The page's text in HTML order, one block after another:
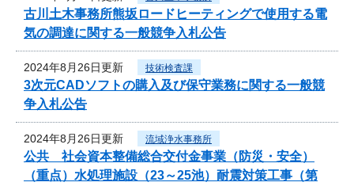
古川土木事務所熊坂ロードヒーティングで使用する電
気の調達に関する一般競争入札公告
2024年8月26日更新 技術検査課
3次元CADソフトの購入及び保守業務に関する一般競
争入札公告
2024年8月26日更新 流域浄水事務所
公共 社会資本整備総合交付金事業（防災・安全）
（重点）水処理施設（23～25池）耐震対策工事（第